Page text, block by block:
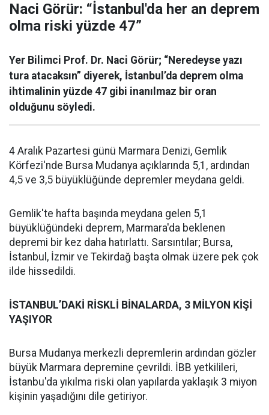
Naci Görür: “İstanbul'da her an deprem
olma riski yüzde 47”
Yer Bilimci Prof. Dr. Naci Görür; “Neredeyse yazı
tura atacaksın” diyerek, İstanbul’da deprem olma
ihtimalinin yüzde 47 gibi inanılmaz bir oran
olduğunu söyledi.
4 Aralık Pazartesi günü Marmara Denizi, Gemlik
Körfezi'nde Bursa Mudanya açıklarında 5,1, ardından
4,5 ve 3,5 büyüklüğünde depremler meydana geldi.
Gemlik'te hafta başında meydana gelen 5,1
büyüklüğündeki deprem, Marmara'da beklenen
depremi bir kez daha hatırlattı. Sarsıntılar; Bursa,
İstanbul, İzmir ve Tekirdağ başta olmak üzere pek çok
ilde hissedildi.
İSTANBUL’DAKİ RİSKLİ BİNALARDA, 3 MİLYON KİŞİ
YAŞIYOR
Bursa Mudanya merkezli depremlerin ardından gözler
büyük Marmara depremine çevrildi. İBB yetkilileri,
İstanbu'da yıkılma riski olan yapılarda yaklaşık 3 miyon
kişinin yaşadığını dile getiriyor.